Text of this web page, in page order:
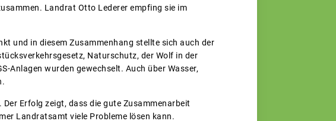
Landrat Otto Lederer empfing sie im
und in diesem Zusammenhang stellte sich auch der
Naturschutz, der Wolf in der
Anlagen wurden gewechselt. Auch über Wasser,
Erfolg zeigt, dass die gute Zusammenarbeit
Landratsamt viele Probleme lösen kann.